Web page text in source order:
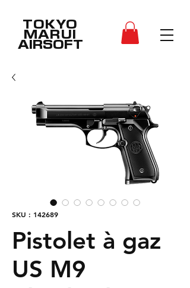
TOKYO
MARUI
AIRSOFT
SKU : 142689
Pistolet à gaz
US M9